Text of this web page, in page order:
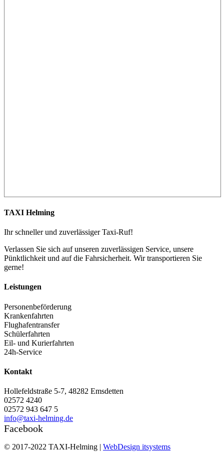
TAXI Helming
Ihr schneller und zuverlässiger Taxi-Ruf!
Verlassen Sie sich auf unseren zuverlässigen Service, unsere
Pünktlichkeit und auf die Fahrsicherheit. Wir transportieren Sie
gerne!
Leistungen
Personenbeförderung
Krankenfahrten
Flughafentransfer
Schülerfahrten
Eil- und Kurierfahrten
24h-Service
Kontakt
Hollefeldstraße 5-7, 48282 Emsdetten
02572 4240
02572 943 647 5
info@taxi-helming.de
Facebook
© 2017-2022 TAXI-Helming | WebDesign itsystems